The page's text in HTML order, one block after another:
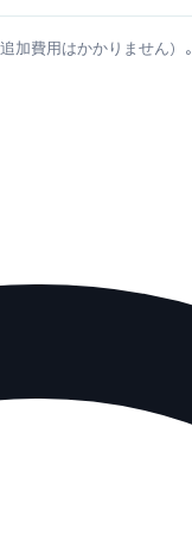
加費用はかかりません）。